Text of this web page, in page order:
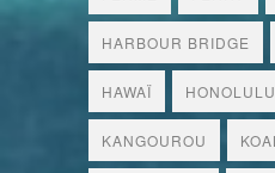
HARBOUR BRIDGE
HAWAÏ HONOLULU
KANGOUROU